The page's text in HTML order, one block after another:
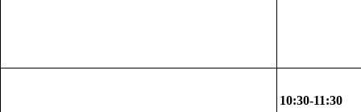
10:30-